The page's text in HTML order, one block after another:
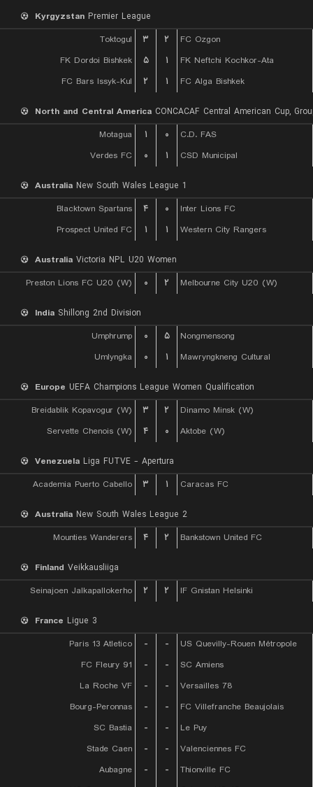
Kyrgyzstan Premier League
Toktogul
۳ ۲
FC Ozgon
FK Dordoi Bishkek
۵ ۱
FK Neftchi Kochkor-Ata
FC Bars Issyk-Kul
۲ ۱ FC Alga Bishkek
North and Central America CONCACAF Central American Cup,
Motagua
۱ ۰
C.D. FAS
Verdes FC
۰ ۱ CSD Municipal
Australia New South Wales League 1
Blacktown Spartans
۴ ۰
Inter Lions FC
Prospect United FC
۱ ۱ Western City Rangers
Australia Victoria NPL U20 Women
Preston Lions FC U20 (W)
۰ ۲ Melbourne City U20 (W)
India Shillong 2nd Division
Umphrump
۰ ۵
Nongmensong
Umlyngka
۰ ۱ Mawryngkneng Cultural
Europe UEFA Champions League Women Qualification
Breidablik Kopavogur (W)
۳ ۲
Dinamo Minsk (W)
Servette Chenois (W)
۴ ۰ Aktobe (W)
Venezuela Liga FUTVE - Apertura
Academia Puerto Cabello
۳ ۱ Caracas FC
Australia New South Wales League 2
Mounties Wanderers
۴ ۲ Bankstown United FC
Finland Veikkausliiga
Seinajoen Jalkapallokerho
۲ ۲ IF Gnistan Helsinki
France Ligue 3
Paris 13 Atletico
- -
US Quevilly-Rouen Métropole
FC Fleury 91
- -
SC Amiens
La Roche VF
- -
Versailles 78
Bourg-Peronnas
- -
FC Villefranche Beaujolais
SC Bastia
- -
Le Puy
Stade Caen
- -
Valenciennes FC
Aubagne
- -
Thionville FC